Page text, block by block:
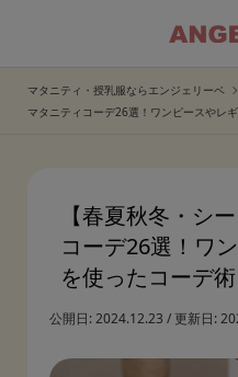
マタニティ・授乳服ならエンジェリーベ
マタニティコーデ26選！ワンピースやレ
【春夏秋冬・シ
コーデ26選！ワ
を使ったコーデ
公開日:2024.12.23 /更新日: